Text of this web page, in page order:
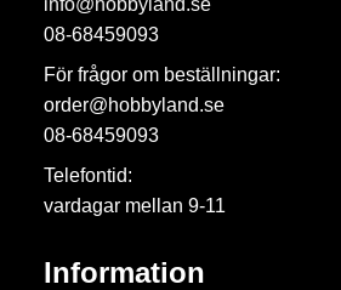
info@hobbyland.se
08-68459093
För frågor om beställningar:
order@hobbyland.se
08-68459093
Telefontid:
vardagar mellan 9-11
Information